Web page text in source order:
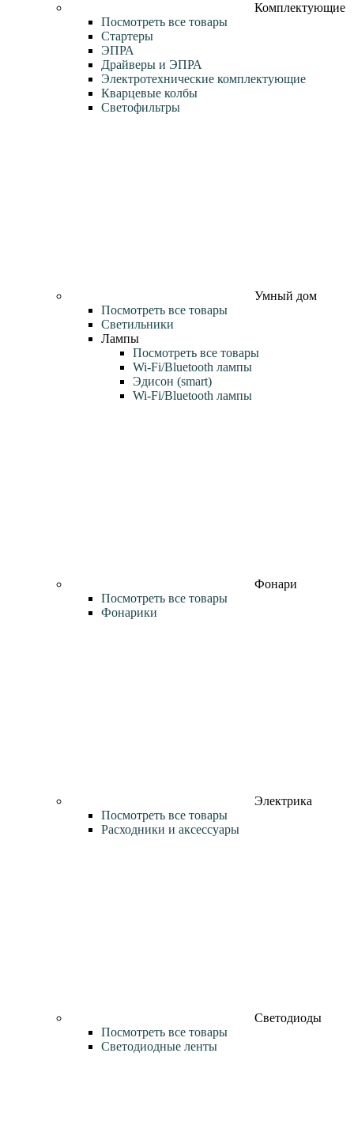
Комплектующие
Посмотреть все товары
Стартеры
ЭПРА
Драйверы и ЭПРА
Электротехнические комплектующие
Кварцевые колбы
Светофильтры
Умный дом
Посмотреть все товары
Светильники
Лампы
Посмотреть все товары
Wi‑Fi/Bluetooth лампы
Эдисон (smart)
Wi-Fi/Bluetooth лампы
Фонари
Посмотреть все товары
Фонарики
Электрика
Посмотреть все товары
Расходники и аксессуары
Светодиоды
Посмотреть все товары
Светодиодные ленты